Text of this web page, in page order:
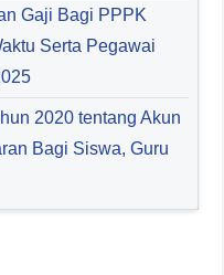
Gaji Bagi PPPK
Serta Pegawai
2020 tentang Akun
Bagi Siswa, Guru